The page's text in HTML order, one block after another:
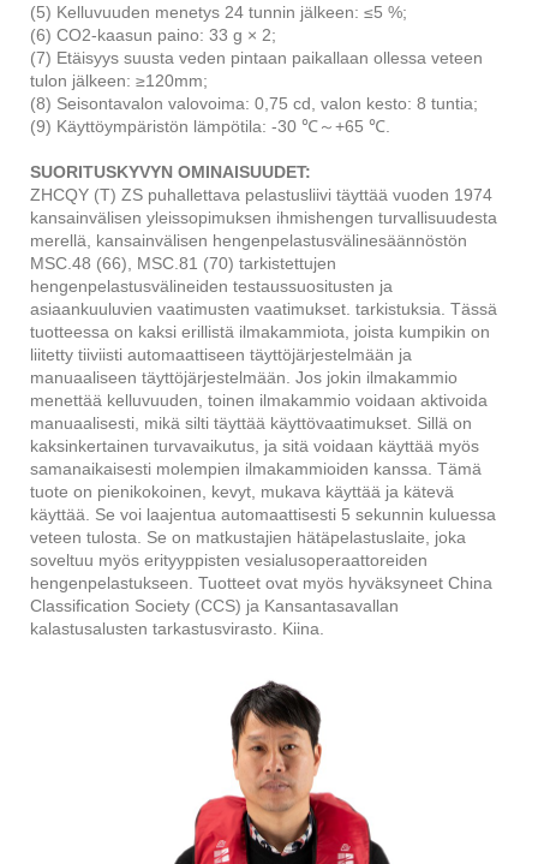
(5) Kelluvuuden menetys 24 tunnin jälkeen: ≤5 %;
(6) CO2-kaasun paino: 33 g × 2;
(7) Etäisyys suusta veden pintaan paikallaan ollessa veteen
tulon jälkeen: ≥120mm;
(8) Seisontavalon valovoima: 0,75 cd, valon kesto: 8 tuntia;
(9) Käyttöympäristön lämpötila: -30 ℃～+65 ℃.
SUORITUSKYVYN OMINAISUUDET:
ZHCQY (T) ZS puhallettava pelastusliivi täyttää vuoden 1974
kansainvälisen yleissopimuksen ihmishengen turvallisuudesta
merellä, kansainvälisen hengenpelastusvälinesäännöstön
MSC.48 (66), MSC.81 (70) tarkistettujen
hengenpelastusvälineiden testaussuositusten ja
asiaankuuluvien vaatimusten vaatimukset. tarkistuksia. Tässä
tuotteessa on kaksi erillistä ilmakammiota, joista kumpikin on
liitetty tiiviisti automaattiseen täyttöjärjestelmään ja
manuaaliseen täyttöjärjestelmään. Jos jokin ilmakammio
menettää kelluvuuden, toinen ilmakammio voidaan aktivoida
manuaalisesti, mikä silti täyttää käyttövaatimukset. Sillä on
kaksinkertainen turvavaikutus, ja sitä voidaan käyttää myös
samanaikaisesti molempien ilmakammioiden kanssa. Tämä
tuote on pienikokoinen, kevyt, mukava käyttää ja kätevä
käyttää. Se voi laajentua automaattisesti 5 sekunnin kuluessa
veteen tulosta. Se on matkustajien hätäpelastuslaite, joka
soveltuu myös erityyppisten vesialusoperaattoreiden
hengenpelastukseen. Tuotteet ovat myös hyväksyneet China
Classification Society (CCS) ja Kansantasavallan
kalastusalusten tarkastusvirasto. Kiina.